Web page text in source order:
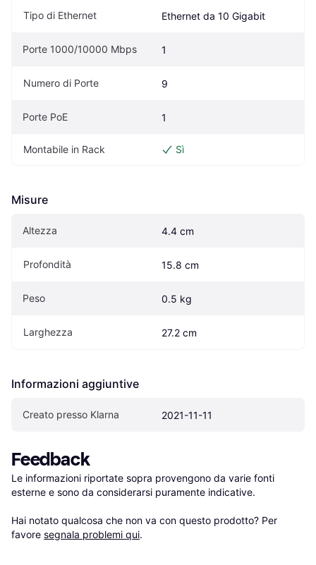
Tipo di Ethernet Ethernet da 10 Gigabit
Porte 1000/10000 Mbps 1
Numero di Porte 9
Porte PoE 1
Montabile in Rack Sì
Misure
Altezza 4.4 cm
Profondità 15.8 cm
Peso 0.5 kg
Larghezza 27.2 cm
Informazioni aggiuntive
Creato presso Klarna 2021-11-11
Feedback
Le informazioni riportate sopra provengono da varie fonti
esterne e sono da considerarsi puramente indicative.
Hai notato qualcosa che non va con questo prodotto? Per
favore segnala problemi qui.